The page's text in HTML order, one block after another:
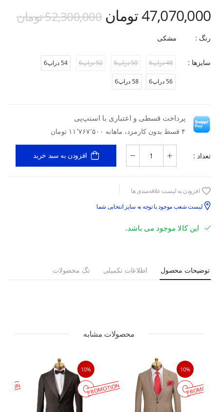
47,070,000 تومان 52,300,000 تومان
رنگ : مشکی
سایزها : 48 دراپ6 50 دراپ6 52 دراپ6 54 دراپ6
56 دراپ6 58 دراپ6
پرداخت قسطی و اعتباری با اسنپ‌پی
۴ قسط بدون کارمزد، ماهانه ۱۱٬۷۶۷٬۵۰۰ تومان
تعداد : افزودن به سبد خرید
افزودن به لیست علاقه‌مندی ها
لیست شعب موجود با توجه به سایز انتخابی شما
این کالا موجود می باشد.
توضیحات محصول اطلاعات تکمیلی تگ محصولات
محصولات مشابه
10%
10%
PROMOTION